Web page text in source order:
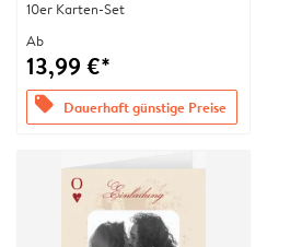
10er Karten-Set
Ab
13,99 €*
offers Dauerhaft günstige Preise